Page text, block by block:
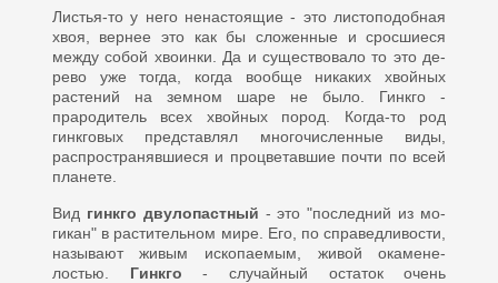
Листья-то у него ненастоящие - это листоподобная
хвоя, вернее это как бы сложенные и сросшиеся
между собой хвоин­ки. Да и существовало то это де­
рево уже тогда, когда вообще ни­каких хвойных
растений на земном шаре не было. Гинкго -
прароди­тель всех хвойных пород. Ког­да-то род
гинкговых представлял многочисленные виды,
распрост­ранявшиеся и процветавшие почти по всей
планете.
Вид гинкго дву­лопастный - это "последний из мо­
гикан" в растительном мире. Его, по справедливости,
называют жи­вым ископаемым, живой окамене­
лостью. Гинкго - случайный оста­ток очень